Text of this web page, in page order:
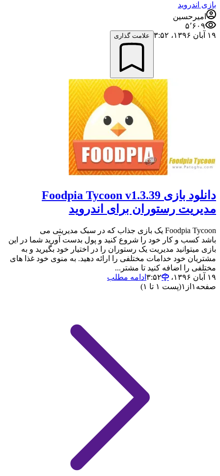
بازی اندروید
امیرحسین
۵٬۶۰۹
۱۹ آبان ۱۳۹۶،‏ ۳:۵۲
علامت گذاری
دانلود بازی Foodpia Tycoon v1.3.39
مدیریت رستوران برای اندروید
Foodpia Tycoon یک بازی جذاب که در سبک مدیریتی می
باشد کسب و کار خود را شروع کنید و پول بدست آورید شما در این
بازی میتوانید مدیریت یک رستوران را در اختیار خود بگیرید و به
مشتریان خود خدامات مختلفی را ارائه دهید. به منوی خود غذا های
مختلفی را اضافه کنید تا مشتر...
۱۹ آبان ۱۳۹۶،‏ ۳:۵۲
ادامه مطلب
صفحه ۱ از ۱(پست ۱ تا ۱)